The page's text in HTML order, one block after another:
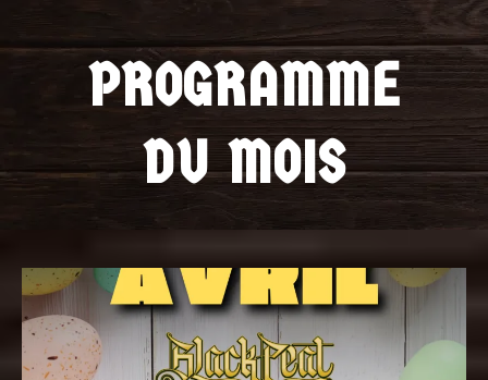
PROGRAMME
DU MOIS